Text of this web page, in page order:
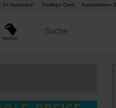
4X kostenlos² Privilege Card Kontaktieren
Marken